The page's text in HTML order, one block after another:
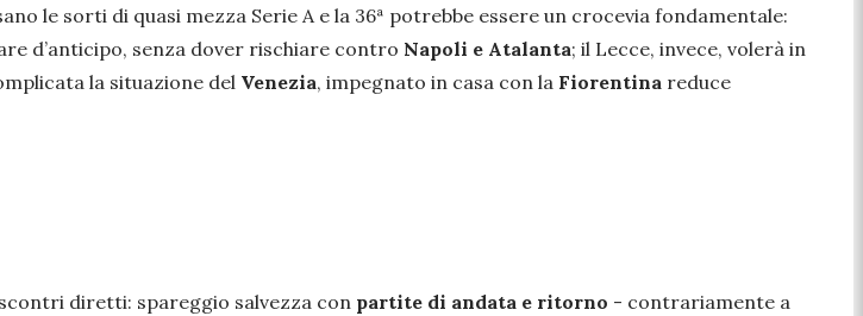
le sorti di quasi mezza Serie A e la 36ª potrebbe essere un crocevia fondamentale:
d’anticipo, senza dover rischiare contro Napoli e Atalanta; il Lecce, invece, volerà in
la situazione del Venezia, impegnato in casa con la Fiorentina reduce
scontri diretti: spareggio salvezza con partite di andata e ritorno - contrariamente a